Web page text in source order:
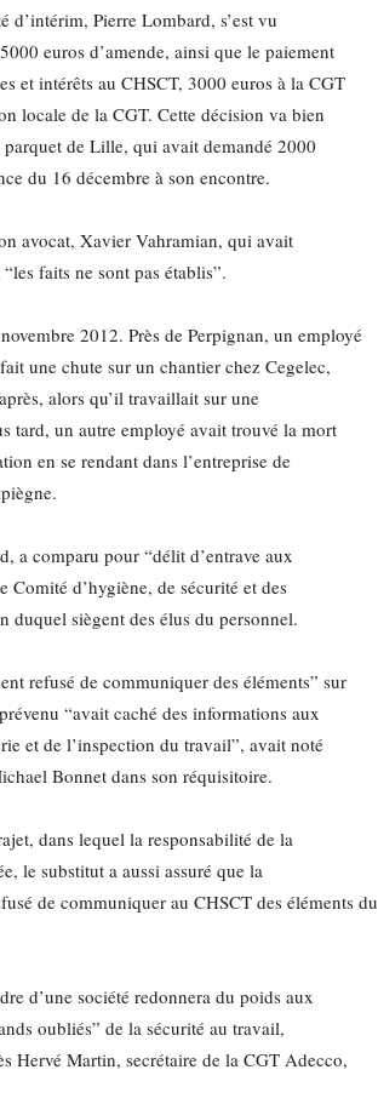
d’intérim, Pierre Lombard, s’est vu
euros d’amende, ainsi que le paiement
et intérêts au CHSCT, 3000 euros à la CGT
locale de la CGT. Cette décision va bien
de Lille, qui avait demandé 2000
du 16 décembre à son encontre.
avocat, Xavier Vahramian, qui avait
faits ne sont pas établis”.
2012. Près de Perpignan, un employé
une chute sur un chantier chez Cegelec,
alors qu’il travaillait sur une
tard, un autre employé avait trouvé la mort
en se rendant dans l’entreprise de
a comparu pour “délit d’entrave aux
Comité d’hygiène, de sécurité et des
duquel siègent des élus du personnel.
refusé de communiquer des éléments” sur
“avait caché des informations aux
et de l’inspection du travail”, avait noté
Bonnet dans son réquisitoire.
dans lequel la responsabilité de la
le substitut a aussi assuré que la
de communiquer au CHSCT des éléments du
d’une société redonnera du poids aux
oubliés” de la sécurité au travail,
Hervé Martin, secrétaire de la CGT Adecco,